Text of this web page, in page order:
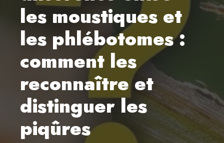
les moustiques et
les phlébotomes :
comment les
reconnaître et
distinguer les
piqûres